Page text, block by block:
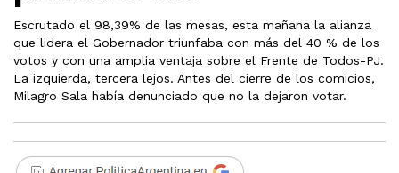
Escrutado el 98,39% de las mesas, esta mañana la alianza
que lidera el Gobernador triunfaba con más del 40 % de los
votos y con una amplia ventaja sobre el Frente de Todos-PJ.
La izquierda, tercera lejos. Antes del cierre de los comicios,
Milagro Sala había denunciado que no la dejaron votar.